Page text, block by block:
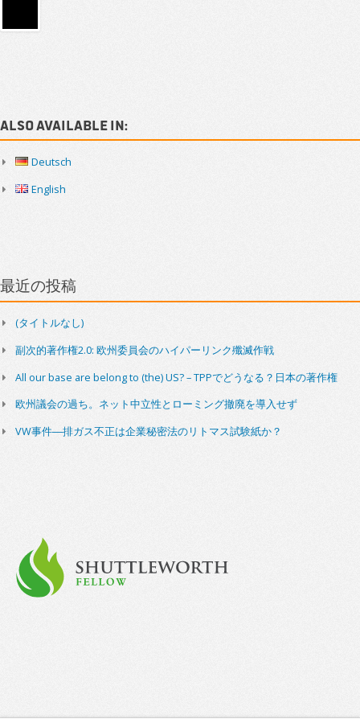
Sidebar
Also available in:
Deutsch
English
最近の投稿
(タイトルなし)
副次的著作権2.0: 欧州委員会のハイパーリンク殲滅作戦
All our base are belong to (the) US? – TPPでどうなる？日本の著作権
欧州議会の過ち。ネット中立性とローミング撤廃を導入せず
VW事件―排ガス不正は企業秘密法のリトマス試験紙か？